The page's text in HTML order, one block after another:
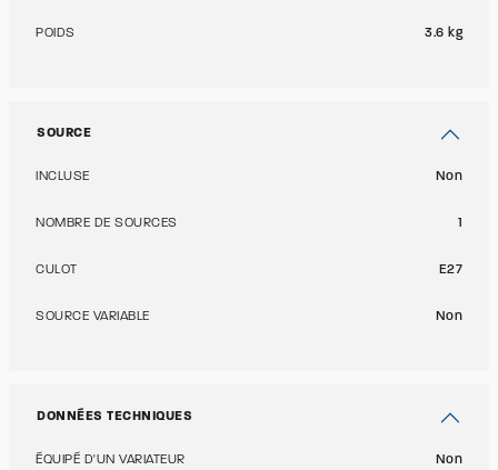
POIDS 3.6 kg
SOURCE
INCLUSE Non
NOMBRE DE SOURCES 1
CULOT E27
SOURCE VARIABLE Non
DONNÉES TECHNIQUES
ÉQUIPÉ D'UN VARIATEUR Non